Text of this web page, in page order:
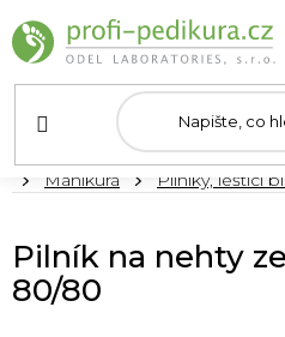
na
obsah
DomůManikúra Pilníky, leštící
Pilník na nehty
80/80